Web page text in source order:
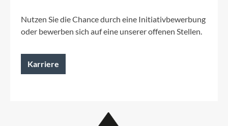
Nutzen Sie die Chance durch eine Initiativbewerbung
oder bewerben sich auf eine unserer offenen Stellen.
Karriere